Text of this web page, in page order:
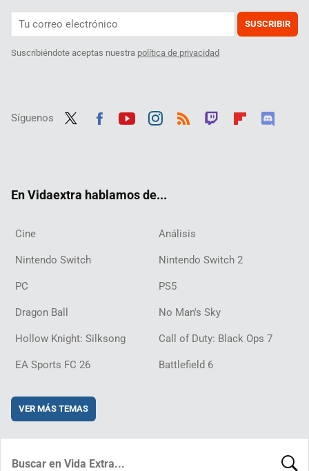
SUSCRIBIR
Suscribiéndote aceptas nuestra política de privacidad
Síguenos
En Vidaextra hablamos de...
Cine Análisis
Nintendo Switch Nintendo Switch 2
PC PS5
Dragon Ball No Man's Sky
Hollow Knight: Silksong Call of Duty: Black Ops 7
EA Sports FC 26 Battlefield 6
VER MÁS TEMAS